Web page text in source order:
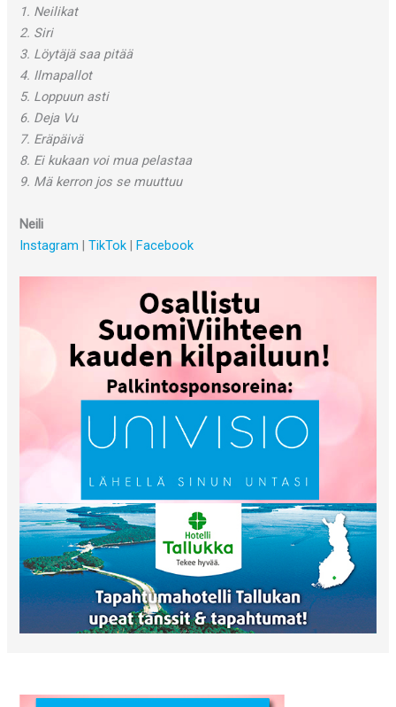
1. Neilikat
2. Siri
3. Löytäjä saa pitää
4. Ilmapallot
5. Loppuun asti
6. Deja Vu
7. Eräpäivä
8. Ei kukaan voi mua pelastaa
9. Mä kerron jos se muuttuu
Neili
Instagram| TikTok|Facebook